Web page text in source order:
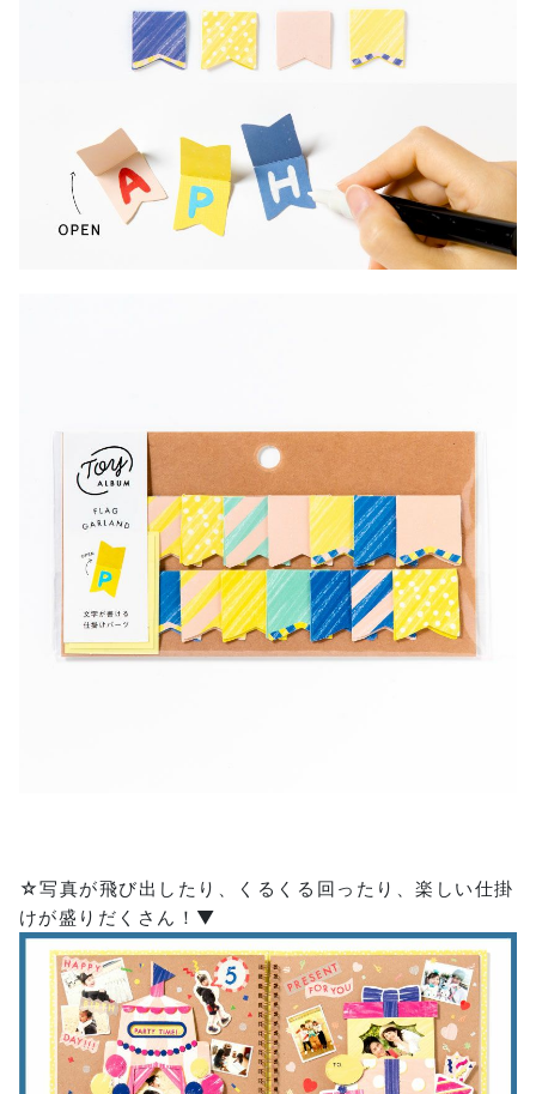
☆写真が飛び出したり、くるくる回ったり、楽しい仕掛
けが盛りだくさん！▼